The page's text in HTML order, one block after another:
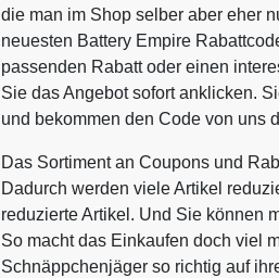
die man im Shop selber aber eher
neuesten Battery Empire
passenden Rabatt oder einen
Sie das Angebot sofort anklicken.
und bekommen den Code von uns
Das Sortiment an Coupons und
Dadurch werden viele Artikel
reduzierte Artikel. Und Sie können
So macht das Einkaufen doch viel
Schnäppchenjäger so richtig auf